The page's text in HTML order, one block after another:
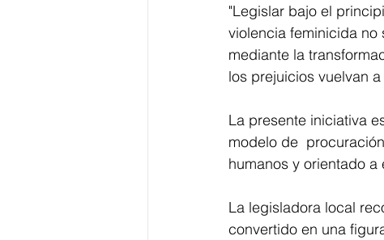
"Legislar bajo el
violencia feminicida no
mediante la
los prejuicios vuelvan
La presente iniciativa
modelo de
humanos y orientado
La legisladora local
convertido en una